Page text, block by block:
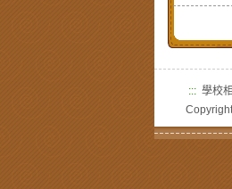
::: 學校